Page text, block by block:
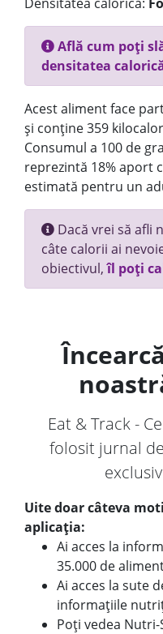
Află cum poți
densitatea
Acest aliment face
și conține 359
Consumul a 100 de
reprezintă 18% aport
estimată pentru un
Dacă vrei să afli
câte calorii ai
obiectivul,îl poți
Eat & Track -
folosit jurnal
Uite doar câteva
aplicația:
Ai acces la
35.000 de
Ai acces la sute
informațiile
Poți vedea